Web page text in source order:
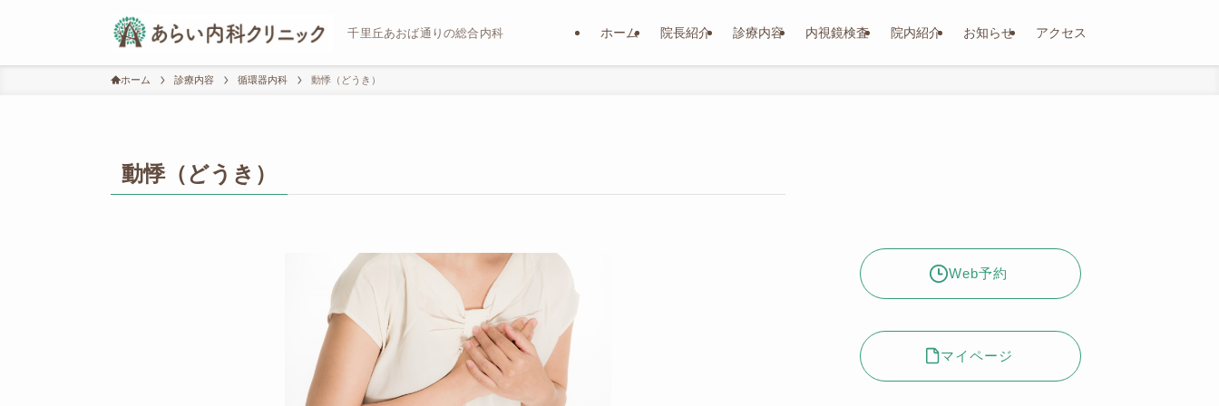
千里丘あおば通りの総合内科 ホーム 院長紹介 診療内容 内視鏡検査 院内紹介 お知らせ アクセス
ホーム 診療内容 循環器内科 動悸（どうき）
動悸（どうき）
Web予約
マイページ